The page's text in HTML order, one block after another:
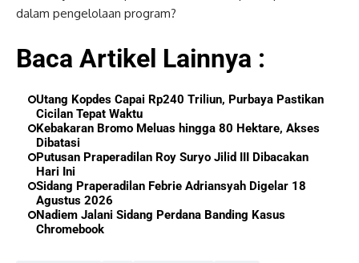
dalam pengelolaan program?
Baca Artikel Lainnya :
Utang Kopdes Capai Rp240 Triliun, Purbaya Pastikan
Cicilan Tepat Waktu
Kebakaran Bromo Meluas hingga 80 Hektare, Akses
Dibatasi
Putusan Praperadilan Roy Suryo Jilid III Dibacakan
Hari Ini
Sidang Praperadilan Febrie Adriansyah Digelar 18
Agustus 2026
Nadiem Jalani Sidang Perdana Banding Kasus
Chromebook